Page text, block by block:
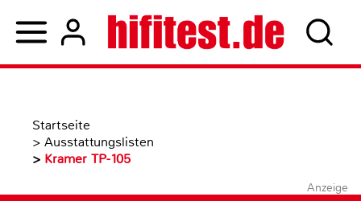
Startseite
> Ausstattungslisten
> Kramer TP-105
Anzeige